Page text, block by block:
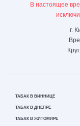
В настоящее
г.
ТАБАК В ВИННИЦЕ
ТАБАК В ДНЕПРЕ
ТАБАК В ЖИТОМИРЕ